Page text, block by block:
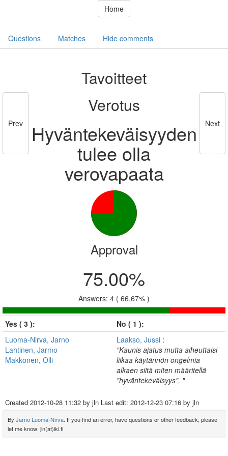
Home
Questions Matches Hide comments
Prev
Tavoitteet
Verotus
Hyväntekeväisyyden
tulee olla
verovapaata
Next
Approval
75.00%
Answers: 4 ( 66.67% )
Yes ( 3 ):
No ( 1 ):
Luoma-Nirva, Jarno
Lahtinen, Jarmo
Makkonen, Olli
Laakso, Jussi :
"Kaunis ajatus mutta aiheuttaisi
liikaa käytännön ongelmia
alkaen siitä miten määritellä
"hyväntekeväisyys". "
Created 2012-10-28 11:32 by jln Last edit: 2012-12-23 07:16 by jln
By Jarno Luoma-Nirva. If you find an error, have questions or other feedback, please
let me know: jln(at)iki.fi